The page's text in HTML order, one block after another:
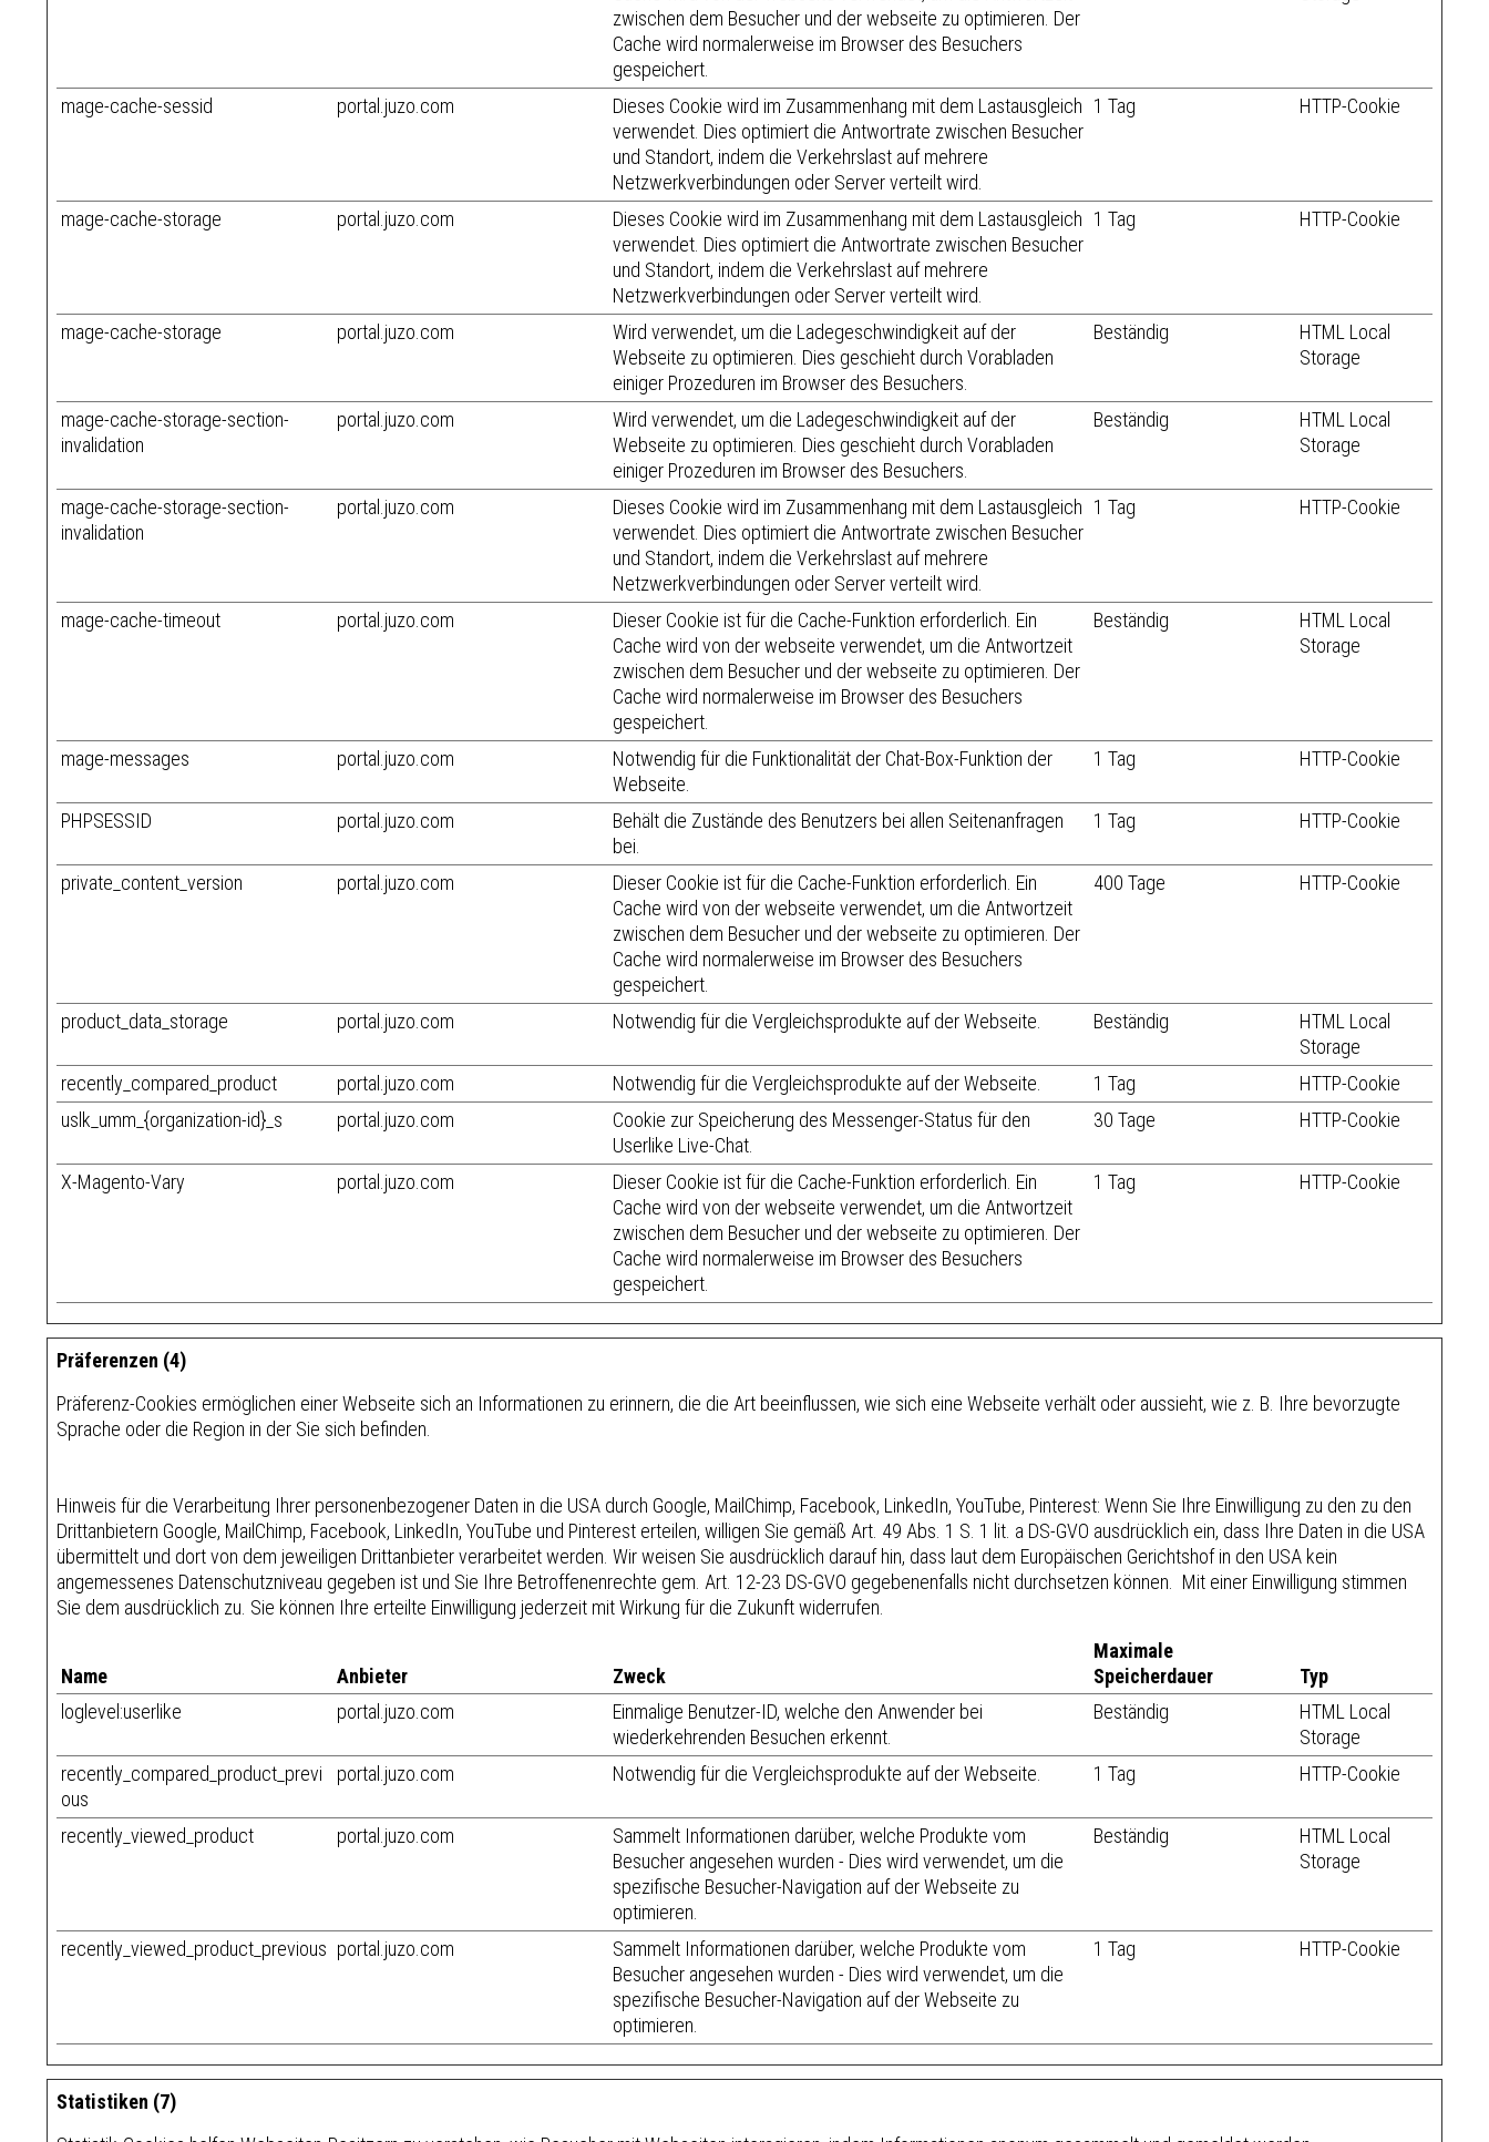
zwischen dem Besucher und der webseite zu optimieren. Der
Cache wird normalerweise im Browser des Besuchers
gespeichert.
mage-cache-sessid portal.juzo.com
Dieses Cookie wird im Zusammenhang mit dem Lastausgleich
verwendet. Dies optimiert die Antwortrate zwischen Besucher
und Standort, indem die Verkehrslast auf mehrere
Netzwerkverbindungen oder Server verteilt wird.
1 Tag HTTP-Cookie
mage-cache-storage portal.juzo.com
Dieses Cookie wird im Zusammenhang mit dem Lastausgleich
verwendet. Dies optimiert die Antwortrate zwischen Besucher
und Standort, indem die Verkehrslast auf mehrere
Netzwerkverbindungen oder Server verteilt wird.
1 Tag HTTP-Cookie
mage-cache-storage portal.juzo.com
Wird verwendet, um die Ladegeschwindigkeit auf der
Webseite zu optimieren. Dies geschieht durch Vorabladen
einiger Prozeduren im Browser des Besuchers.
Beständig
HTML Local
Storage
mage-cache-storage-section-
invalidation
portal.juzo.com
Wird verwendet, um die Ladegeschwindigkeit auf der
Webseite zu optimieren. Dies geschieht durch Vorabladen
einiger Prozeduren im Browser des Besuchers.
Beständig
HTML Local
Storage
mage-cache-storage-section-
invalidation
portal.juzo.com
Dieses Cookie wird im Zusammenhang mit dem Lastausgleich
verwendet. Dies optimiert die Antwortrate zwischen Besucher
und Standort, indem die Verkehrslast auf mehrere
Netzwerkverbindungen oder Server verteilt wird.
1 Tag HTTP-Cookie
mage-cache-timeout portal.juzo.com
Dieser Cookie ist für die Cache-Funktion erforderlich. Ein
Cache wird von der webseite verwendet, um die Antwortzeit
zwischen dem Besucher und der webseite zu optimieren. Der
Cache wird normalerweise im Browser des Besuchers
gespeichert.
Beständig
HTML Local
Storage
mage-messages portal.juzo.com
Notwendig für die Funktionalität der Chat-Box-Funktion der
Webseite.
1 Tag HTTP-Cookie
PHPSESSID portal.juzo.com
Behält die Zustände des Benutzers bei allen Seitenanfragen
bei.
1 Tag HTTP-Cookie
private_content_version portal.juzo.com
Dieser Cookie ist für die Cache-Funktion erforderlich. Ein
Cache wird von der webseite verwendet, um die Antwortzeit
zwischen dem Besucher und der webseite zu optimieren. Der
Cache wird normalerweise im Browser des Besuchers
gespeichert.
400 Tage HTTP-Cookie
product_data_storage portal.juzo.com Notwendig für die Vergleichsprodukte auf der Webseite. Beständig
HTML Local
Storage
recently_compared_product
portal.juzo.com Notwendig für die Vergleichsprodukte auf der Webseite. 1 Tag
HTTP-Cookie
uslk_umm_{organization-id}_s
portal.juzo.com
Cookie zur Speicherung des Messenger-Status für den
Userlike Live-Chat.
30 Tage HTTP-Cookie
X-Magento-Vary portal.juzo.com
Dieser Cookie ist für die Cache-Funktion erforderlich. Ein
Cache wird von der webseite verwendet, um die Antwortzeit
zwischen dem Besucher und der webseite zu optimieren. Der
Cache wird normalerweise im Browser des Besuchers
gespeichert.
1 Tag HTTP-Cookie
Präferenzen (4)
Präferenz-Cookies ermöglichen einer Webseite sich an Informationen zu erinnern, die die Art beeinflussen, wie sich eine Webseite verhält oder aussieht, wie z. B. Ihre bevorzugte
Sprache oder die Region in der Sie sich befinden.
Hinweis für die Verarbeitung Ihrer personenbezogener Daten in die USA durch Google, MailChimp, Facebook, LinkedIn, YouTube, Pinterest: Wenn Sie Ihre Einwilligung zu den zu den
Drittanbietern Google, MailChimp, Facebook, LinkedIn, YouTube und Pinterest erteilen, willigen Sie gemäß Art. 49 Abs. 1 S. 1 lit. a DS-GVO ausdrücklich ein, dass Ihre Daten in die USA
übermittelt und dort von dem jeweiligen Drittanbieter verarbeitet werden. Wir weisen Sie ausdrücklich darauf hin, dass laut dem Europäischen Gerichtshof in den USA kein
angemessenes Datenschutzniveau gegeben ist und Sie Ihre Betroffenenrechte gem. Art. 12-23 DS-GVO gegebenenfalls nicht durchsetzen können. Mit einer Einwilligung stimmen
Sie dem ausdrücklich zu. Sie können Ihre erteilte Einwilligung jederzeit mit Wirkung für die Zukunft widerrufen.
Name Anbieter Zweck
Maximale
Speicherdauer
Typ
loglevel:userlike
portal.juzo.com
Einmalige Benutzer-ID, welche den Anwender bei
wiederkehrenden Besuchen erkennt.
Beständig
HTML Local
Storage
recently_compared_product_previ
ous
portal.juzo.com Notwendig für die Vergleichsprodukte auf der Webseite. 1 Tag HTTP-Cookie
recently_viewed_product portal.juzo.com
Sammelt Informationen darüber, welche Produkte vom
Besucher angesehen wurden - Dies wird verwendet, um die
spezifische Besucher-Navigation auf der Webseite zu
optimieren.
Beständig
HTML Local
Storage
recently_viewed_product_previous portal.juzo.com
Sammelt Informationen darüber, welche Produkte vom
Besucher angesehen wurden - Dies wird verwendet, um die
spezifische Besucher-Navigation auf der Webseite zu
optimieren.
1 Tag HTTP-Cookie
Statistiken (7)